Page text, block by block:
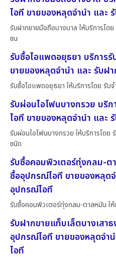
ไอที ขายของหลุดจำนำ และ
รับฝากขายมือถือบางบาล ให้บริการโด
ชน
รับซื้อไอแพดอยุธยา บริการ
ขายของหลุดจำนำ และ รับฝ
รับซื้อไอแพดอยุธยา ให้บริการโดย รับ
รับผ่อนไอโฟนบางกรวย บริ
ไอที ขายของหลุดจำนำ และ
รับผ่อนไอโฟนบางกรวย ให้บริการโดย
ชนิด
รับซื้อคอมพิวเตอร์ทุ่งกลม-ต
ซื้ออุปกรณ์ไอที ขายของหลุด
อุปกรณ์ไอที
รับซื้อคอมพิวเตอร์ทุ่งกลม-ตาลหมัน ใ
รับฝากขายแท็บเล็ตบางเสา
อุปกรณ์ไอที ขายของหลุดจำ
ไอที